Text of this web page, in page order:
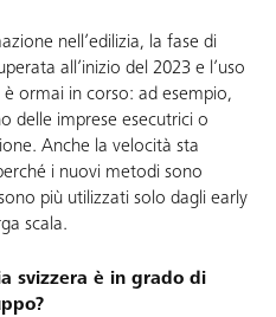
nell’edilizia, la fase di
all’inizio del 2023 e l’uso
ormai in corso: ad esempio,
delle imprese esecutrici o
Anche la velocità sta
i nuovi metodi sono
più utilizzati solo dagli early
scala.
svizzera è in grado di